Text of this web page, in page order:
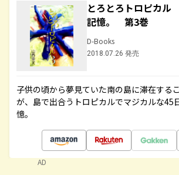
とろとろトロピカル
記憶。 第3巻
D-Books
2018.07.26 発売
子供の頃から夢見ていた南の島に滞在する
が、島で出合うトロピカルでマジカルな45
憶。
AD